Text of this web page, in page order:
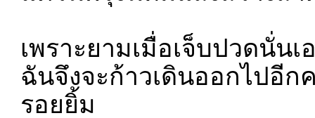
เพราะยามเมื่อเจ็บปวดนั่น
ฉันจึงจะก้าวเดินออกไปอีก
รอยยิ้ม